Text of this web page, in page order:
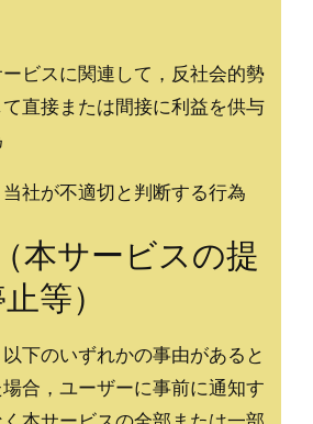
ビスに関連して，反社会的勢
直接または間接に利益を供与
社が不適切と判断する行為
本サービスの提
等）
下のいずれかの事由があると
合，ユーザーに事前に通知す